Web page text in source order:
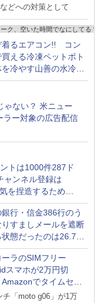
どへの対策として
ク、空いた時間でなにしてる？
着るエアコン!! コン
買える冷凍ペットボト
冷やす山善の水冷ベ
ードバイクにちょう
ぼっち・ざ・ろー
14】
ゃない？ 米ニュー
ラー対象の広告配信
トは1000件287ド
ャンネル登録は
を捏造するための
銀行・信金386行のう
りすましメールを遮断
態だったのは26.7％
る～GMOブランド
ティ調査
ーラのSIMフリー
スマホが2万円切
でタイムセー
チ「moto g06」が1万